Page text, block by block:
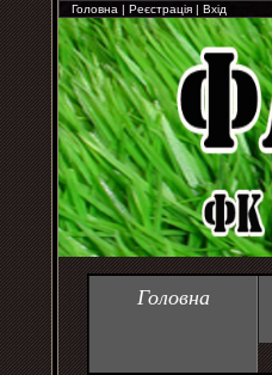
Головна | Реєстрація | Вхід
Головна